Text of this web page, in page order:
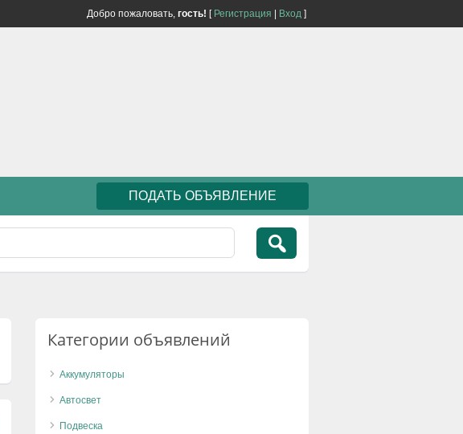
Добро пожаловать, гость! [ Регистрация Вход ]
ПОДАТЬ ОБЪЯВЛЕНИЕ
Категории объявлений
Аккумуляторы
Автосвет
Подвеска